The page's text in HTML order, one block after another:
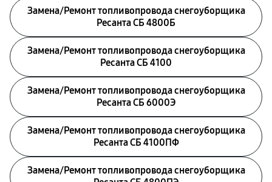
Замена/Pемонт топливопровода снегоуборщика
Ресанта СБ 4800Б
Замена/Pемонт топливопровода снегоуборщика
Ресанта СБ 4100
Замена/Pемонт топливопровода снегоуборщика
Ресанта СБ 6000Э
Замена/Pемонт топливопровода снегоуборщика
Ресанта СБ 4100ПФ
Замена/Pемонт топливопровода снегоуборщика